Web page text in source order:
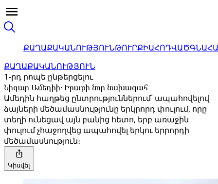
ՔԱՂԱՔԱԿԱՆՈՒԹՅՈՒՆԹՈՒՐՔԻԱՀՈԴՎԱԾ
ՔԱՂԱՔԱԿԱՆՈՒԹՅՈՒՆ
1-րդ րոպե ընթերցելու
Նիզար Ամեդիի․ Իրաքի նոր նախագահ
Ամեդին հաղթեց ընտրություններում՝ ապահովելով
ձայների մեծամասնությունը երկրորդ փուլում, որը
տեղի ունեցավ այն բանից հետո, երբ առաջին
փուլում չհաջողվեց ապահովել երկու երրորդի
մեծամասնություն։
Կիսվել